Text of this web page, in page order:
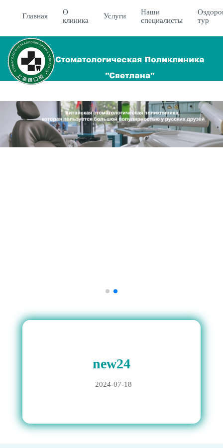
Главная
О
клиника
Услуги
Наши
специалисты
тур
new24
2024-07-18